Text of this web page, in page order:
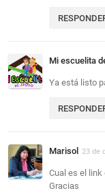
Mi escuelita
Ya está listo
Marisol 23 de
Cual es el link
Gracias